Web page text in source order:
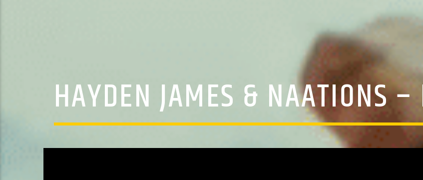
HAYDEN JAMES & NAATIONS –